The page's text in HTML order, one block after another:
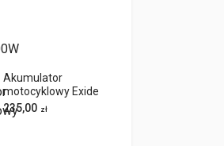
Akumulator
motocyklowy Exide
AGM MC ETX14L-
BS– 12V 12Ah 200A
235,00 zł